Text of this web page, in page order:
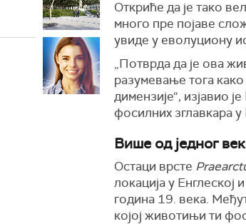
Откриће да је тако
много пре појаве
увиде у еволуциону
„Потврда да је ова
разумевање тога
димензије“, изјавио
фосилних зглавкара
Више од једног
Остаци врсте
локација у Енглеској
година 19. века.
којој животињи ти